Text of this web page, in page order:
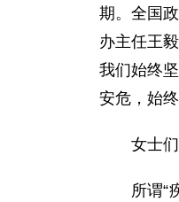
期。全国
办主任王
我们始终
安危，始
女士
所谓“